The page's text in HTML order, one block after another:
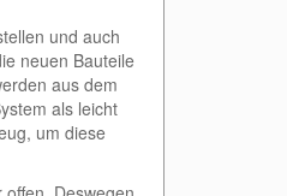
und auch
neuen Bauteile
aus dem
als leicht
um diese